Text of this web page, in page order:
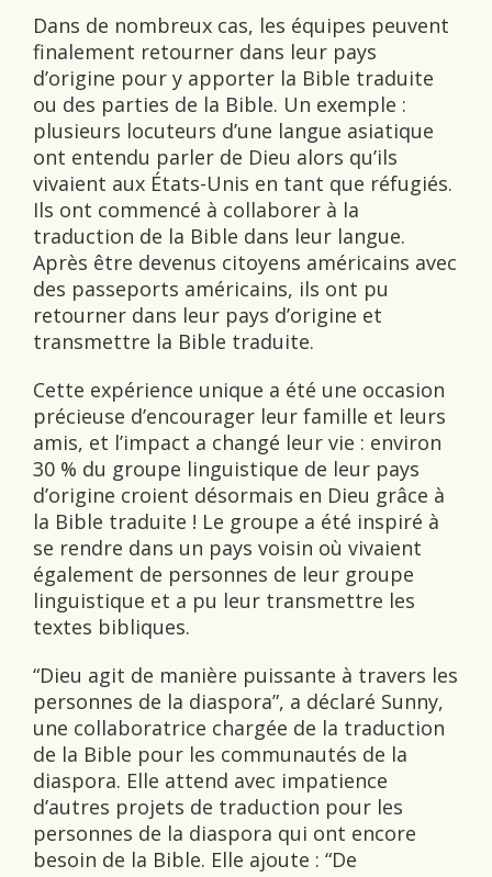
Dans de nombreux cas, les équipes peuvent
finalement retourner dans leur pays
d’origine pour y apporter la Bible traduite
ou des parties de la Bible. Un exemple :
plusieurs locuteurs d’une langue asiatique
ont entendu parler de Dieu alors qu’ils
vivaient aux États-Unis en tant que réfugiés.
Ils ont commencé à collaborer à la
traduction de la Bible dans leur langue.
Après être devenus citoyens américains avec
des passeports américains, ils ont pu
retourner dans leur pays d’origine et
transmettre la Bible traduite.
Cette expérience unique a été une occasion
précieuse d’encourager leur famille et leurs
amis, et l’impact a changé leur vie : environ
30 % du groupe linguistique de leur pays
d’origine croient désormais en Dieu grâce à
la Bible traduite ! Le groupe a été inspiré à
se rendre dans un pays voisin où vivaient
également de personnes de leur groupe
linguistique et a pu leur transmettre les
textes bibliques.
“Dieu agit de manière puissante à travers les
personnes de la diaspora”, a déclaré Sunny,
une collaboratrice chargée de la traduction
de la Bible pour les communautés de la
diaspora. Elle attend avec impatience
d’autres projets de traduction pour les
personnes de la diaspora qui ont encore
besoin de la Bible. Elle ajoute : “De